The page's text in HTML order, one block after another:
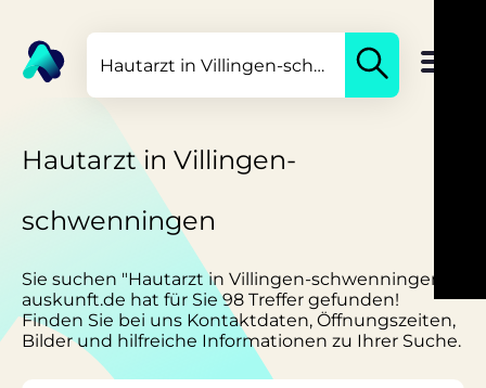
Hautarzt in Villingen-
schwenningen
Sie suchen "Hautarzt in Villingen-schwenningen"?
auskunft.de hat für Sie 98 Treffer gefunden!
Finden Sie bei uns Kontaktdaten, Öffnungszeiten,
Bilder und hilfreiche Informationen zu Ihrer Suche.